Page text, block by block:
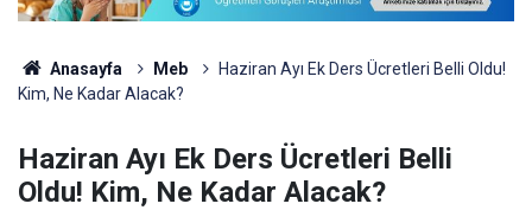
Anasayfa Meb
Haziran Ayı Ek Ders Ücretleri Belli Oldu!
Kim, Ne Kadar Alacak?
Haziran Ayı Ek Ders Ücretleri Belli
Oldu! Kim, Ne Kadar Alacak?